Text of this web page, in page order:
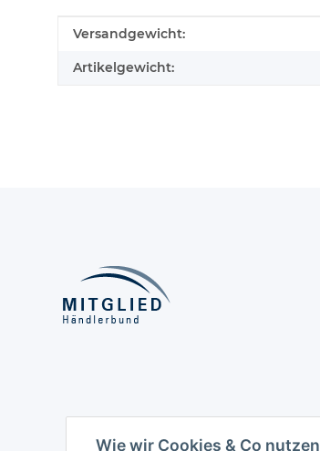
Wie wir Cookies & Co nutzen
Produkteigenschaft
Wert
Versandgewicht:
Artikelgewicht: